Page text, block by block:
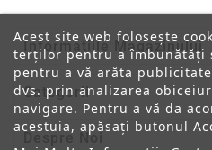
Informatiile Magazinului
Categorii
Despre Noi
Acest site web folosește
terților pentru a îmbunătăți
pentru a vă arăta
dvs. prin analizarea
navigare. Pentru a vă da
acestuia, apăsați butonul